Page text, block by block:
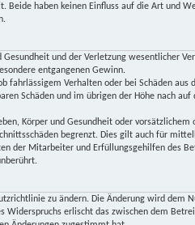
Beide haben keinen Einfluss auf die Art
und der Verletzung wesentlicher
entgangenen Gewinn.
fahrlässigem Verhalten oder bei Schäden
Schäden und im übrigen der Höhe nach
Körper und Gesundheit oder
begrenzt. Dies gilt auch für
der Mitarbeiter und Erfüllungsgehilfen des
zu ändern. Die Änderung wird dem
Widerspruchs erlischt das zwischen dem